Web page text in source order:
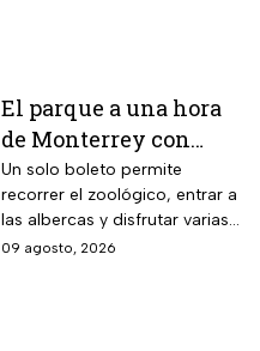
El parque a una hora
de Monterrey con
zoológico, tirolesa y
alberca: esto cuesta la
entrada en agosto de
2026
Un solo boleto permite
recorrer el zoológico, entrar a
las albercas y disfrutar varias
áreas recreativas cerca de
09 agosto, 2026